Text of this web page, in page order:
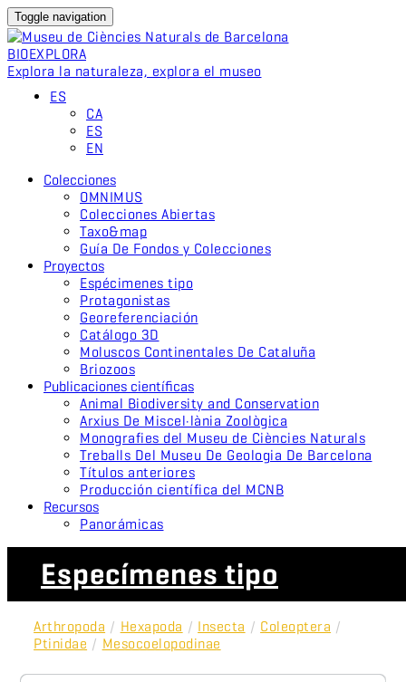
Toggle navigation
BIOEXPLORA
Explora la naturaleza, explora el museo
ES
CA
ES
EN
Colecciones
OMNIMUS
Colecciones Abiertas
Taxo&map
Guía De Fondos y Colecciones
Proyectos
Espécimenes tipo
Protagonistas
Georeferenciación
Catálogo 3D
Moluscos Continentales De Cataluña
Briozoos
Publicaciones científicas
Animal Biodiversity and Conservation
Arxius De Miscel·lània Zoològica
Monografies del Museu de Ciències Naturals
Treballs Del Museu De Geologia De Barcelona
Títulos anteriores
Producción científica del MCNB
Recursos
Panorámicas
Especímenes tipo
Arthropoda / Hexapoda / Insecta / Coleoptera /
Ptinidae / Mesocoelopodinae